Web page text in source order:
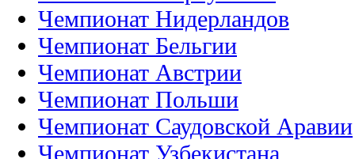
Чемпионат Нидерландов
Чемпионат Бельгии
Чемпионат Австрии
Чемпионат Польши
Чемпионат Саудовской Аравии
Чемпионат Узбекистана